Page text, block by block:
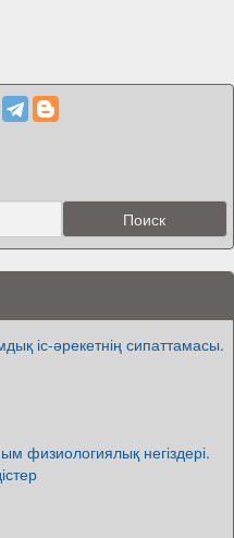
іс-әрекетнің сипаттамасы.
физиологиялық негіздері.